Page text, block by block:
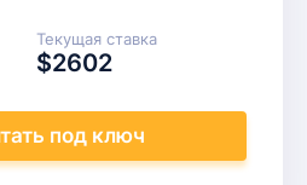
Текущая ставка
$2602
под ключ